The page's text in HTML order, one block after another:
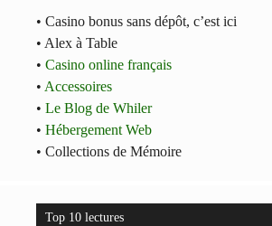
• Casino bonus sans dépôt, c’est ici
• Alex à Table
• Casino online français
• Accessoires
• Le Blog de Whiler
• Hébergement Web
• Collections de Mémoire
Top 10 lectures